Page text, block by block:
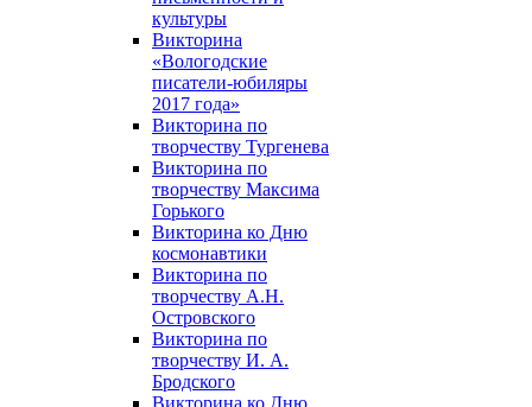
культуры
Викторина
«Вологодские
писатели-юбиляры
2017 года»
Викторина по
творчеству Тургенева
Викторина по
творчеству Максима
Горького
Викторина ко Дню
космонавтики
Викторина по
творчеству А.Н.
Островского
Викторина по
творчеству И. А.
Бродского
Викторина ко Дню